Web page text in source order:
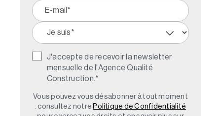
J'accepte de recevoir la newsletter
mensuelle de l'Agence Qualité
Construction. *
Vous pouvez vous désabonner à tout moment
: consultez notre Politique de Confidentialité